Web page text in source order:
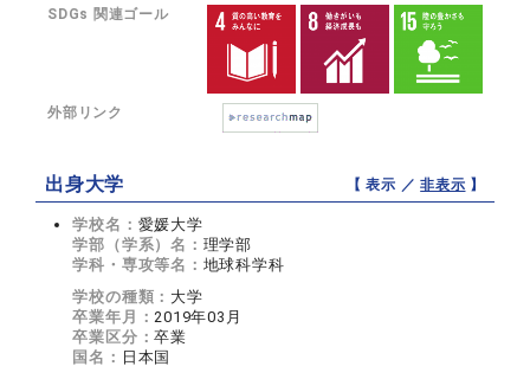
SDGs 関連ゴール
外部リンク
出身大学 【 表示 ／非表示 】
学校名： 愛媛大学
学部（学系）名： 理学部
学科・専攻等名： 地球科学科
学校の種類： 大学
卒業年月：2019年03月
卒業区分：卒業
国名： 日本国